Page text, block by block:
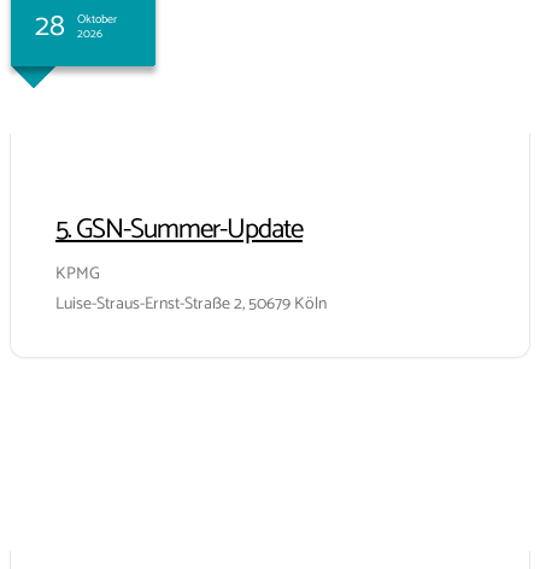
03 September
2026
5. GSN-Summer-Update
KPMG
Luise-Straus-Ernst-Straße 2, 50679 Köln
06 Oktober
2026
28 Oktober
2026